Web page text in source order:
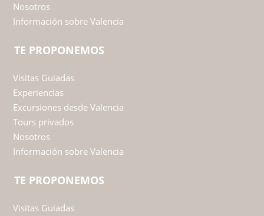
Nosotros
Información sobre Valencia
TE PROPONEMOS
Visitas Guiadas
Experiencias
Excursiones desde Valencia
Tours privados
Nosotros
Información sobre Valencia
TE PROPONEMOS
Visitas Guiadas